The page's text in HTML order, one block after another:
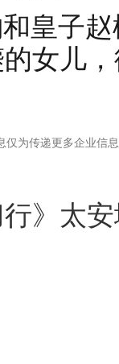
皇子
女儿
为传递更多企业信
行》太